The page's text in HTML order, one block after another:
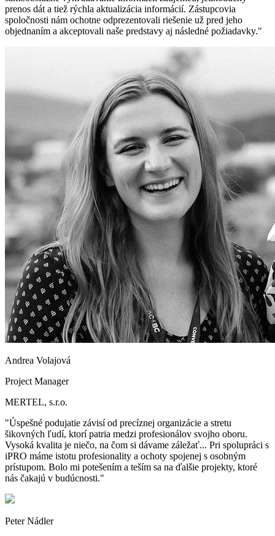
prenos dát a tiež rýchla aktualizácia informácií. Zástupcovia
spoločnosti nám ochotne odprezentovali riešenie už pred jeho
objednaním a akceptovali naše predstavy aj následné požiadavky.
Andrea Volajová
Project Manager
MERTEL, s.r.o.
Úspešné podujatie závisí od precíznej organizácie a stretu
šikovných ľudí, ktorí patria medzi profesionálov svojho oboru.
Vysoká kvalita je niečo, na čom si dávame záležať... Pri spolupráci s
iPRO máme istotu profesionality a ochoty spojenej s osobným
prístupom. Bolo mi potešením a teším sa na ďalšie projekty, ktoré
nás čakajú v budúcnosti.
Peter Nádler